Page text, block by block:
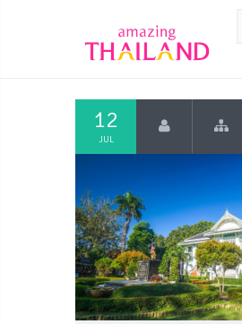
12
JUL